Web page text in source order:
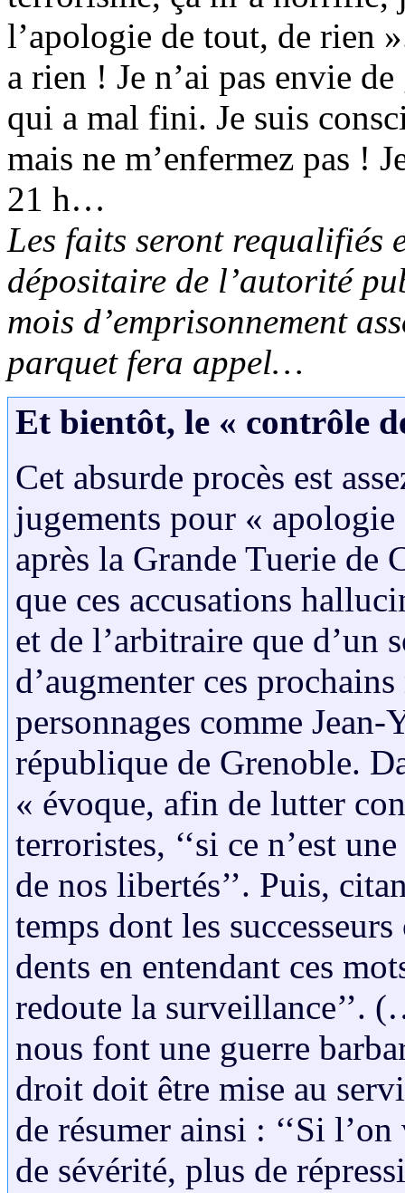
l’apologie de tout, de rien
a rien ! Je n’ai pas envie
qui a mal fini. Je suis
mais ne m’enfermez pas !
21 h…
Les faits seront requalifiés
dépositaire de l’autorité
mois d’emprisonnement
parquet fera appel…
Et bientôt, le « contrôle
Cet absurde procès est
jugements pour «
après la Grande Tuerie de
que ces accusations
et de l’arbitraire que d’un
d’augmenter ces
personnages comme
république de Grenoble.
« évoque, afin de lutter
terroristes, ‘‘si ce n’est
de nos libertés’’. Puis,
temps dont les
dents en entendant ces
redoute la surveillance’’.
nous font une guerre
droit doit être mise au
de résumer ainsi : ‘‘Si
de sévérité, plus de